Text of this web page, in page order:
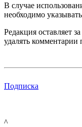
В случае
необходимо
Редакция оставляет
удалять комментарии
Подписка
^